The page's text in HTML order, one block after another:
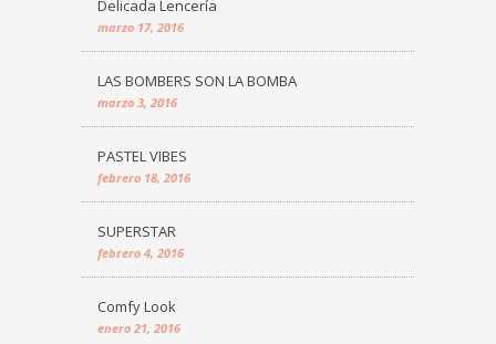
Delicada Lencería
marzo 17, 2016
LAS BOMBERS SON LA BOMBA
marzo 3, 2016
PASTEL VIBES
febrero 18, 2016
SUPERSTAR
febrero 4, 2016
Comfy Look
enero 21, 2016